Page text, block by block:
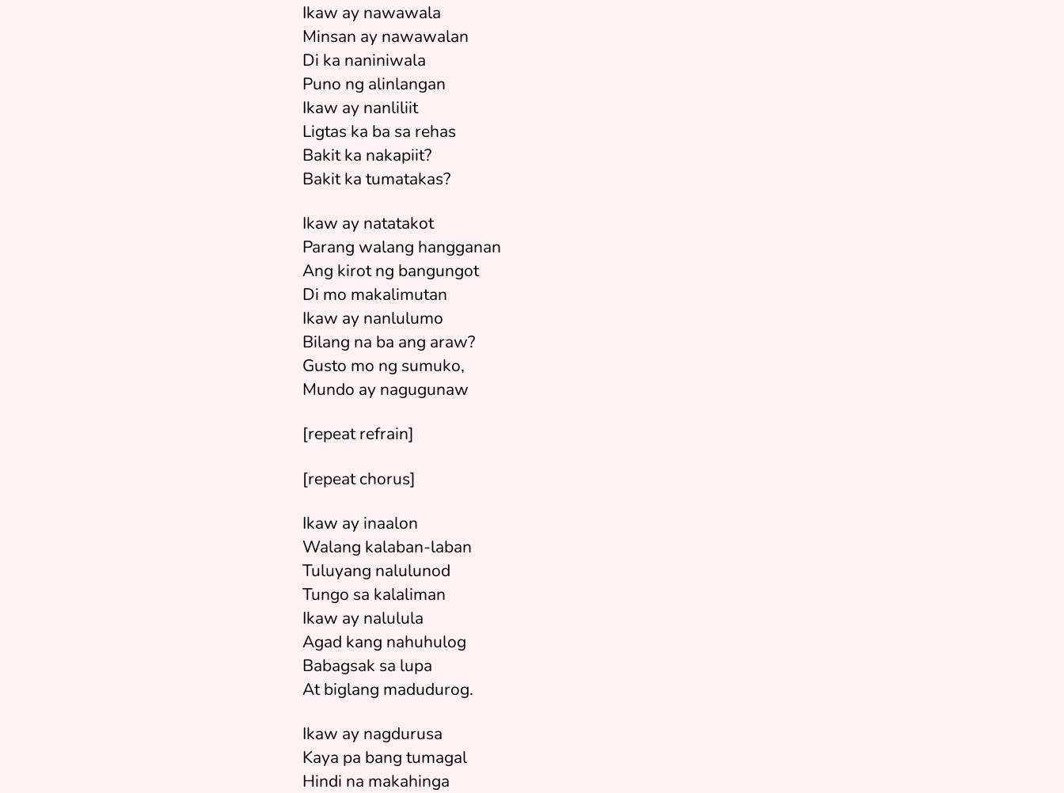
Ikaw ay nawawala
Minsan ay nawawalan
Di ka naniniwala
Puno ng alinlangan
Ikaw ay nanliliit
Ligtas ka ba sa rehas
Bakit ka nakapiit?
Bakit ka tumatakas?
Ikaw ay natatakot
Parang walang hangganan
Ang kirot ng bangungot
Di mo makalimutan
Ikaw ay nanlulumo
Bilang na ba ang araw?
Gusto mo ng sumuko,
Mundo ay nagugunaw
[repeat refrain]
[repeat chorus]
Ikaw ay inaalon
Walang kalaban-laban
Tuluyang nalulunod
Tungo sa kalaliman
Ikaw ay nalulula
Agad kang nahuhulog
Babagsak sa lupa
At biglang madudurog.
Ikaw ay nagdurusa
Kaya pa bang tumagal
Hindi na makahinga